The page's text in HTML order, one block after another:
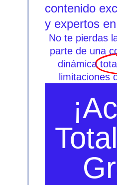
contenido
y expertos
No te pierdas
parte de una
dinámica
limitaciones